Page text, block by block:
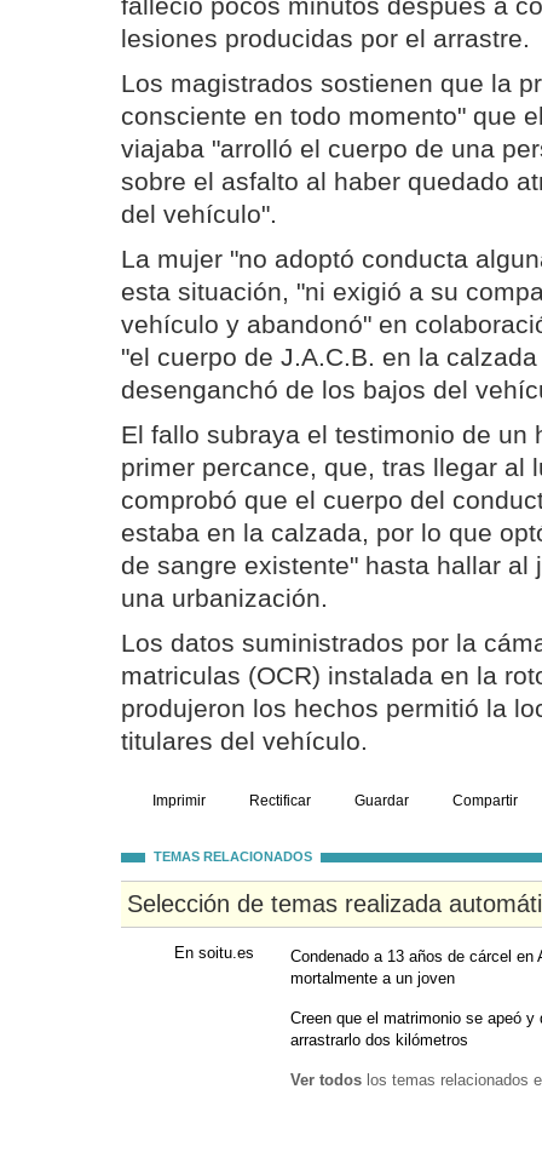
falleció pocos minutos después a
lesiones producidas por el arrastre.
Los magistrados sostienen que la
consciente en todo momento" que
viajaba "arrolló el cuerpo de una
sobre el asfalto al haber quedado
del vehículo".
La mujer "no adoptó conducta
esta situación, "ni exigió a su
vehículo y abandonó" en
"el cuerpo de J.A.C.B. en la
desenganchó de los bajos del
El fallo subraya el testimonio de un
primer percance, que, tras llegar al
comprobó que el cuerpo del
estaba en la calzada, por lo que
de sangre existente" hasta hallar al
una urbanización.
Los datos suministrados por la
matriculas (OCR) instalada en la
produjeron los hechos permitió la
titulares del vehículo.
Imprimir Rectificar Guardar Compartir
TEMAS RELACIONADOS
Selección de temas realizada
En soitu.es
Condenado a 13 años de cárcel en
mortalmente a un joven
Creen que el matrimonio se apeó
arrastrarlo dos kilómetros
Ver todos los temas relacionados